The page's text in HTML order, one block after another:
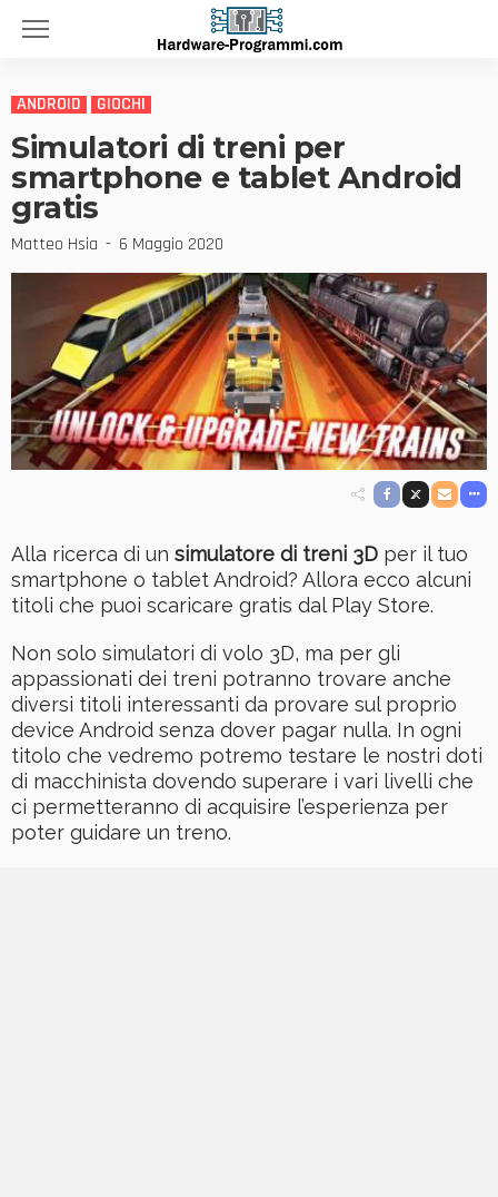
ANDROID GIOCHI
Simulatori di treni per
smartphone e tablet Android
gratis
Matteo Hsia 6 Maggio 2020
Alla ricerca di un simulatore di treni 3D per il tuo
smartphone o tablet Android? Allora ecco alcuni
titoli che puoi scaricare gratis dal Play Store.
Non solo simulatori di volo 3D, ma per gli
appassionati dei treni potranno trovare anche
diversi titoli interessanti da provare sul proprio
device Android senza dover pagar nulla. In ogni
titolo che vedremo potremo testare le nostri doti
di macchinista dovendo superare i vari livelli che
ci permetteranno di acquisire l’esperienza per
poter guidare un treno.